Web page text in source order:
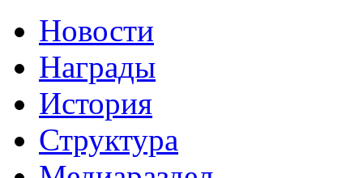
Новости
Награды
История
Структура